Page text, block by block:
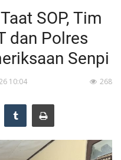
SOP, Tim
dan Polres
Senpi
10:04 268